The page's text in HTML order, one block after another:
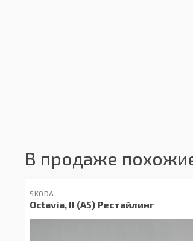
В продаже
SKODA
Octavia, II (A5) Рестайлинг